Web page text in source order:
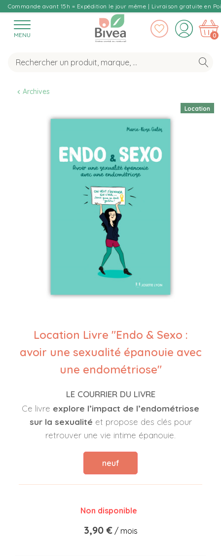
Commande avant 15h = Expédition le jour même | Livraison gratuite en
MENU 0
Archives
Location
Location Livre "Endo & Sexo :
avoir une sexualité épanouie avec
une endométriose"
LE COURRIER DU LIVRE
Ce livre explore l’impact de l’endométriose
sur la sexualité et propose des clés pour
retrouver une vie intime épanouie.
neuf
Non disponible
3,90 € / mois